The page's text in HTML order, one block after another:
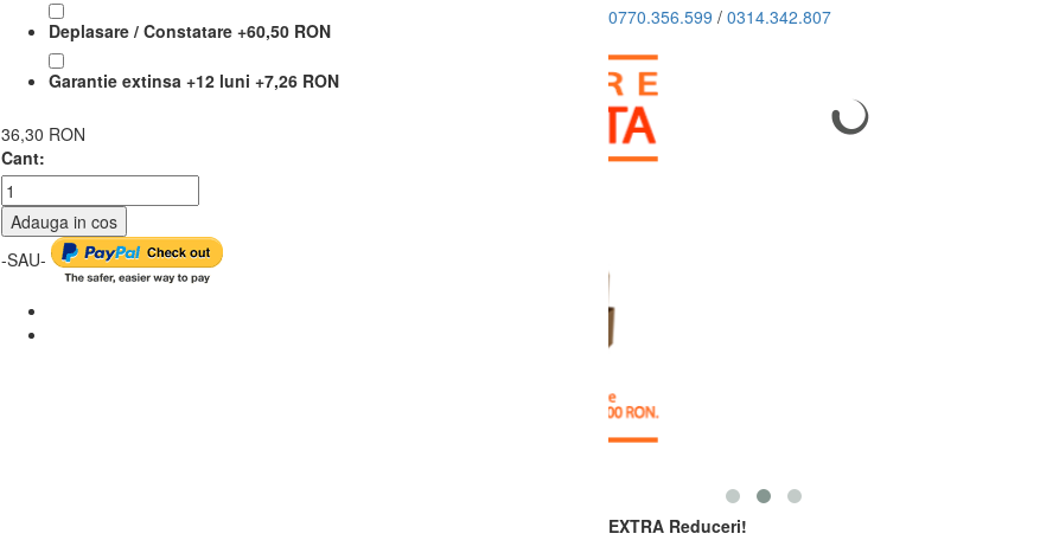
Deplasare / Constatare +60,50 RON
Garantie extinsa +12 luni +7,26 RON
36,30 RON
Cant:
Adauga in cos
-SAU-
0770.356.599 / 0314.342.807
EXTRA Reduceri!